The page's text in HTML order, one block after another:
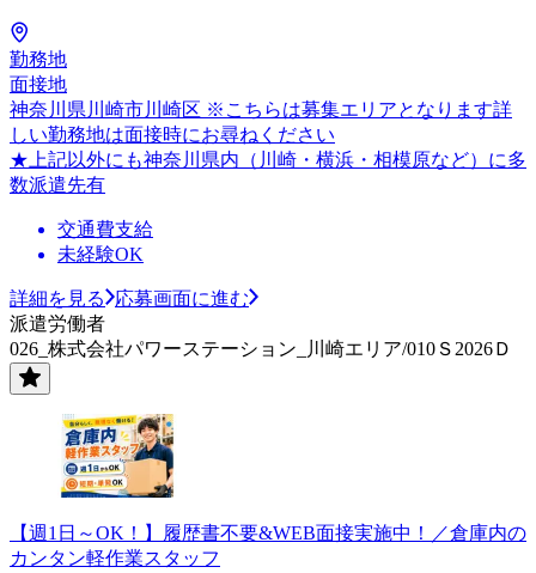
勤務地
面接地
神奈川県川崎市川崎区 ※こちらは募集エリアとなります詳
しい勤務地は面接時にお尋ねください
★上記以外にも神奈川県内（川崎・横浜・相模原など）に多
数派遣先有
交通費支給
未経験OK
詳細を見る
応募画面に進む
派遣労働者
026_株式会社パワーステーション_川崎エリア/010Ｓ2026Ｄ
【週1日～OK！】履歴書不要&WEB面接実施中！／倉庫内の
カンタン軽作業スタッフ